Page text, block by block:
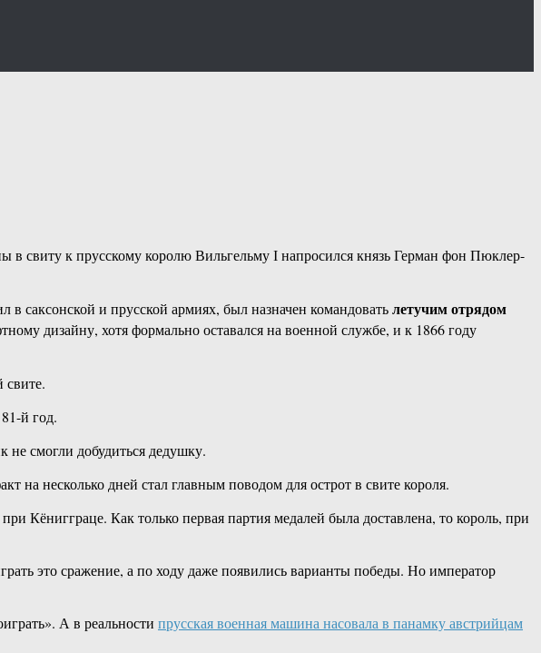
свиту к прусскому королю Вильгельму І напросился князь Герман фон Пюклер-
саксонской и прусской армиях, был назначен командоватьлетучим отрядом
дизайну, хотя формально оставался на военной службе, и к 1866 году
свите.
й год.
смогли добудиться дедушку.
на несколько дней стал главным поводом для острот в свите короля.
Кёнигграце. Как только первая партия медалей была доставлена, то король, при
это сражение, а по ходу даже появились варианты победы. Но император
А в реальности прусская военная машина насовала в панамку австрийцам